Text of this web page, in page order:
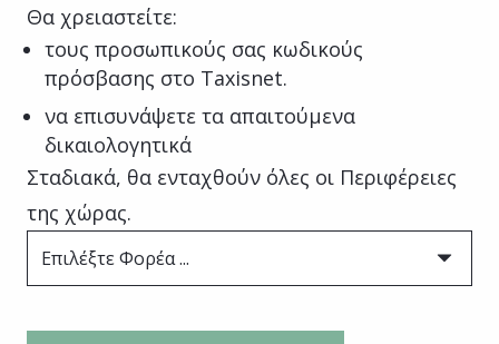
Θα χρειαστείτε:
τους προσωπικούς σας κωδικούς
πρόσβασης στο Taxisnet.
να επισυνάψετε τα απαιτούμενα
δικαιολογητικά
Σταδιακά, θα ενταχθούν όλες οι Περιφέρειες
της χώρας.
Επιλέξτε Φορέα ...